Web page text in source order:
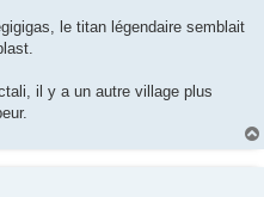
le titan légendaire semblait
il y a un autre village plus